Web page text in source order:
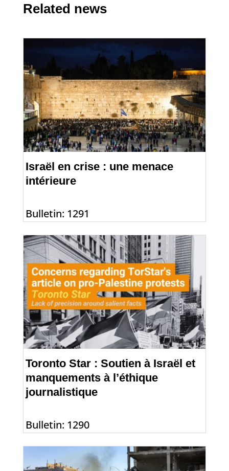
Related news
Israël en crise : une menace
intérieure
Bulletin: 1291
Toronto Star : Soutien à Israël et
manquements à l’éthique
journalistique
Bulletin: 1290